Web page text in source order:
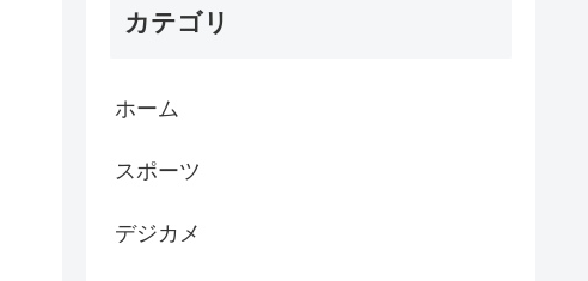
カテゴリ
ホーム
スポーツ
デジカメ